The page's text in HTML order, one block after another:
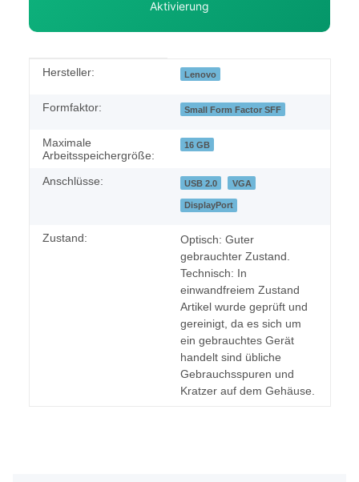
Aktivierung
Produkteigenschaft
Wert
Hersteller: Lenovo
Formfaktor: Small Form Factor SFF
Maximale
Arbeitsspeichergröße:
16 GB
Anschlüsse: USB 2.0 VGA
DisplayPort
Zustand:
Optisch: Guter
gebrauchter Zustand.
Technisch: In
einwandfreiem Zustand
Artikel wurde geprüft und
gereinigt, da es sich um
ein gebrauchtes Gerät
handelt sind übliche
Gebrauchsspuren und
Kratzer auf dem Gehäuse.